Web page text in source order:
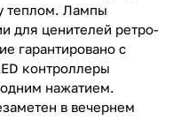
теплом. Лампы
для ценителей ретро-
гарантировано с
контроллеры
нажатием.
в вечернем